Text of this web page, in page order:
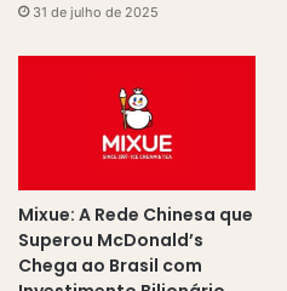
31 de julho de 2025
Mixue: A Rede Chinesa que
Superou McDonald’s
Chega ao Brasil com